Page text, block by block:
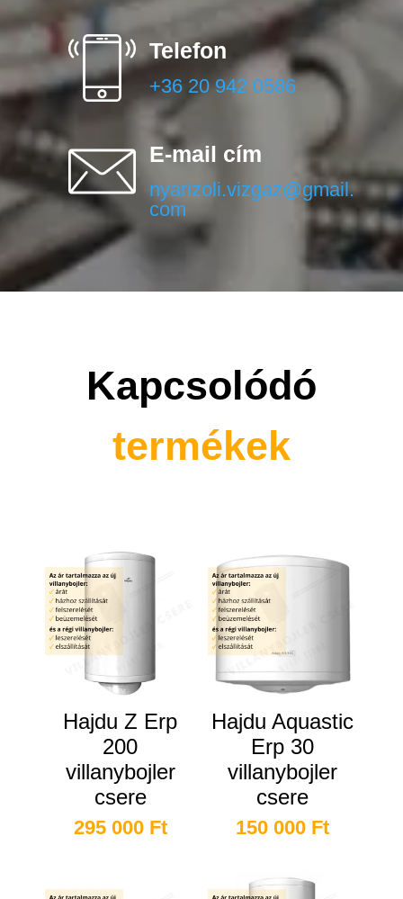
Telefon
+36 20 942 0586
E-mail cím
nyarizoli.vizgaz@gmail.
com
Kapcsolódó
termékek
Hajdu Z Erp
200
villanybojler
csere
295 000 Ft
Hajdu Aquastic
Erp 30
villanybojler
csere
150 000 Ft